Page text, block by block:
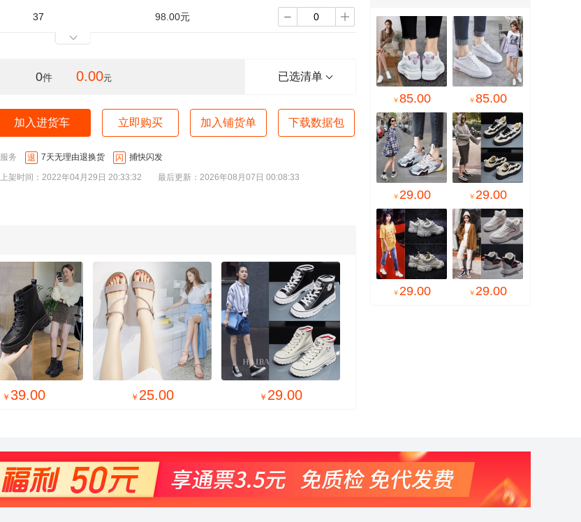
37 98.00元  
0件 0.00元 已选清单
加入进货车 立即购买 加入铺货单 下载数据包
服务 退 7天无理由退换货 闪 捕快闪发
上架时间：2022年04月29日 20:33:32 最后更新：2026年08月07日 00:08:33
￥ 39.00 ￥ 25.00 ￥ 29.00
￥85.00 ￥85.00
￥29.00 ￥29.00
￥29.00 ￥29.00